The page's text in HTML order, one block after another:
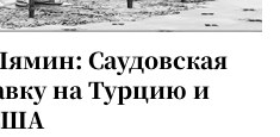
Саудовская
на Турцию и